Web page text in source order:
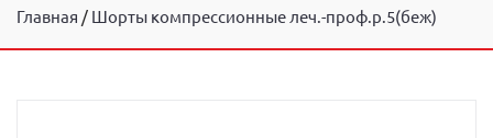
Главная Шорты компрессионные леч.-проф.р.5(беж)